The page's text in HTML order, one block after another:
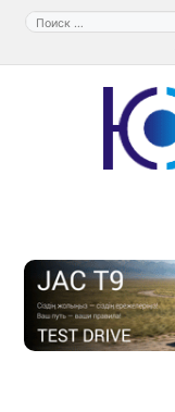
Перейти
содержимому
Поиск: